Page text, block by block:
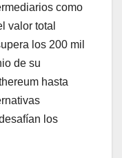
como
valor total
los 200 mil
de su
hasta
los